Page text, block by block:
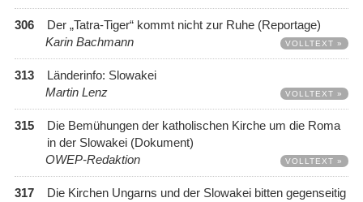
306
Der „Tatra-Tiger“ kommt nicht zur Ruhe (Reportage)
Karin Bachmann
VOLLTEXT »
313
Länderinfo: Slowakei
Martin Lenz
VOLLTEXT »
315
Die Bemühungen der katholischen Kirche um die Roma
in der Slowakei (Dokument)
OWEP-Redaktion
VOLLTEXT »
317
Die Kirchen Ungarns und der Slowakei bitten gegenseitig